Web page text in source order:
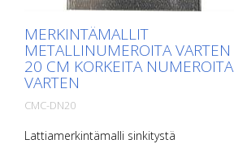
MERKINTÄMALLIT
METALLINUMEROITA VARTEN
20 CM KORKEITA NUMEROITA
VARTEN
CMC-DN20
Lattiamerkintämalli sinkitystä